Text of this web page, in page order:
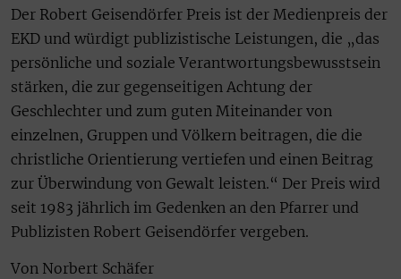
Der Robert Geisendörfer Preis ist der Medienpreis der
EKD und würdigt publizistische Leistungen, die „das
persönliche und soziale Verantwortungsbewusstsein
stärken, die zur gegenseitigen Achtung der
Geschlechter und zum guten Miteinander von
einzelnen, Gruppen und Völkern beitragen, die die
christliche Orientierung vertiefen und einen Beitrag
zur Überwindung von Gewalt leisten.“ Der Preis wird
seit 1983 jährlich im Gedenken an den Pfarrer und
Publizisten Robert Geisendörfer vergeben.
Von Norbert Schäfer